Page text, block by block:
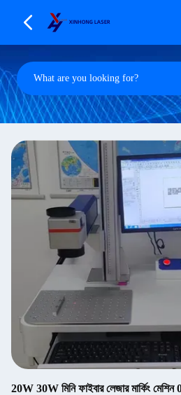
20W 30W মিনি ফাইবার লেজার মার্কিং মেশিন